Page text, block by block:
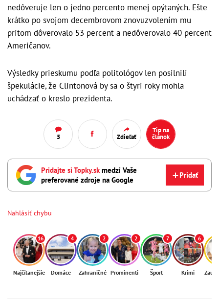
nedôveruje len o jedno percento menej opýtaných. Ešte
krátko po svojom decembrovom znovuzvolením mu
pritom dôverovalo 53 percent a nedôverovalo 40 percent
Američanov.
Výsledky prieskumu podľa politológov len posilnili
špekulácie, že Clintonová by sa o štyri roky mohla
uchádzať o kreslo prezidenta.
5 Zdieľať
Tip na
článok
Pridajte si Topky.sk medzi Vaše
preferované zdroje na Google
Pridať
Nahlásiť chybu
16
Najčítanejšie
4
Domáce
2
Zahraničné
2
Prominenti
7
Šport
6
Krimi